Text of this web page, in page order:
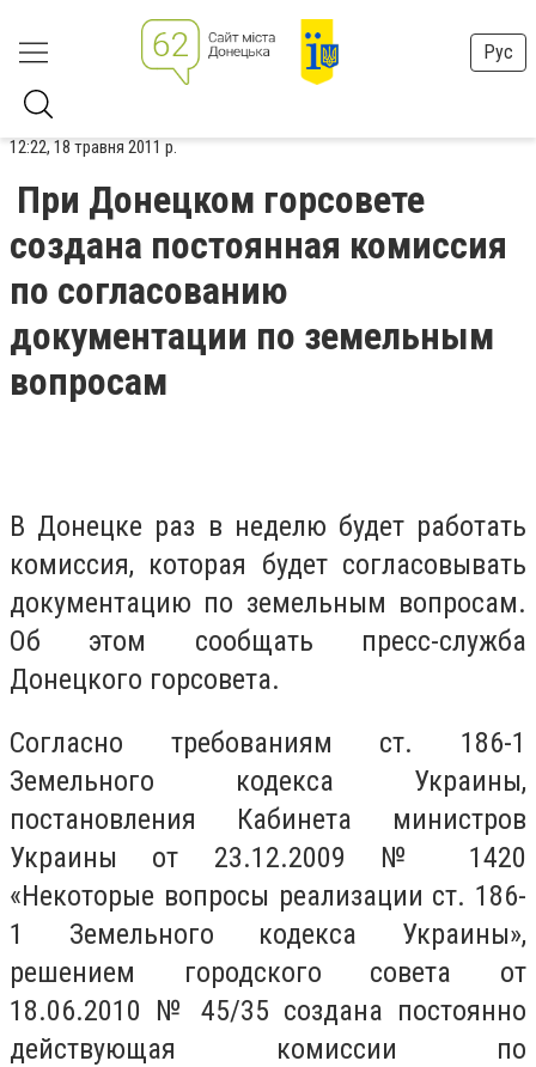
Рус
12:22, 18 травня 2011 р.
При Донецком горсовете
создана постоянная комиссия
по согласованию
документации по земельным
вопросам
В Донецке раз в неделю будет работать
комиссия, которая будет согласовывать
документацию по земельным вопросам.
Об этом сообщать пресс-служба
Донецкого горсовета.
Согласно требованиям ст. 186-1
Земельного кодекса Украины,
постановления Кабинета министров
Украины от 23.12.2009 № 1420
«Некоторые вопросы реализации ст. 186-
1 Земельного кодекса Украины»,
решением городского совета от
18.06.2010 № 45/35 создана постоянно
действующая комиссии по